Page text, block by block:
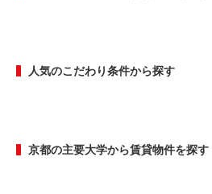
人気のこだわり条件から探す
京都の主要大学から賃貸物件を探す